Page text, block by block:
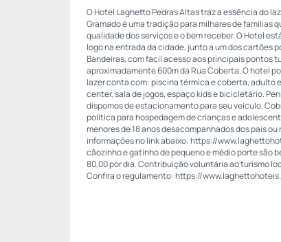
O Hotel Laghetto Pedras Altas traz a essência do
Gramado é uma tradição para milhares de famílias
qualidade dos serviços e o bem receber. O Hotel
logo na entrada da cidade, junto a um dos cartões
Bandeiras, com fácil acesso aos principais pontos
aproximadamente 600m da Rua Coberta. O hotel
lazer conta com: piscina térmica e coberta, adulto
center, sala de jogos, espaço kids e bicicletário.
dispomos de estacionamento para seu veículo.
política para hospedagem de crianças e
menores de 18 anos desacompanhados dos pais
informações no link abaixo: https://
cãozinho e gatinho de pequeno e médio porte são
80,00 por dia. Contribuição voluntária ao turismo
Confira o regulamento: https://